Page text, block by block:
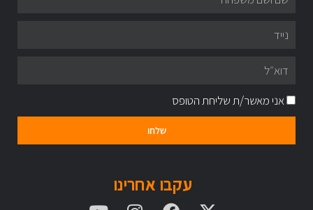
אני מאשר/ת שליחת הטופס
שלחו
עקבו אחרינו